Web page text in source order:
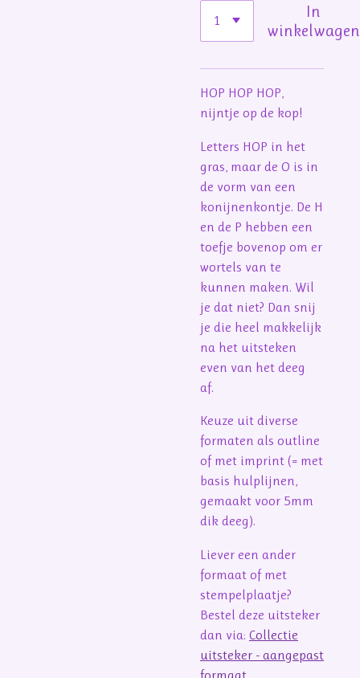
In
winkelwagen
HOP HOP HOP,
nijntje op de kop!
Letters HOP in het
gras, maar de O is in
de vorm van een
konijnenkontje. De H
en de P hebben een
toefje bovenop om er
wortels van te
kunnen maken. Wil
je dat niet? Dan snij
je die heel makkelijk
na het uitsteken
even van het deeg
af.
Keuze uit diverse
formaten als outline
of met imprint (= met
basis hulplijnen,
gemaakt voor 5mm
dik deeg).
Liever een ander
formaat of met
stempelplaatje?
Bestel deze uitsteker
dan via: Collectie
uitsteker - aangepast